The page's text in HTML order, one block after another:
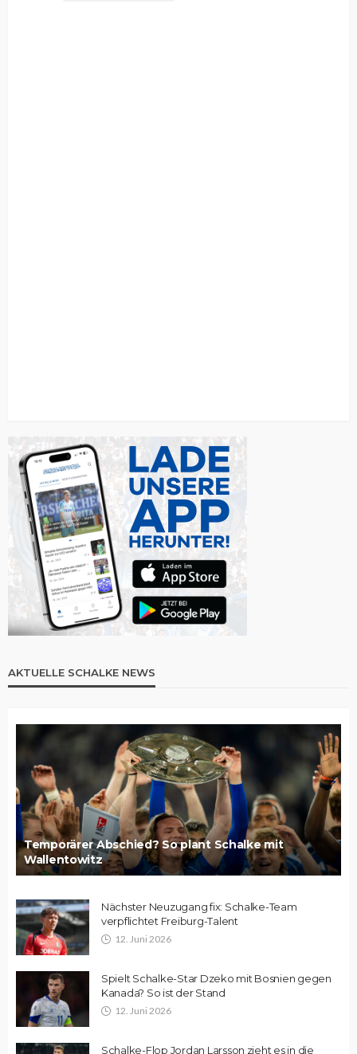
AKTUELLE SCHALKE NEWS
Temporärer Abschied? So plant Schalke mit
Wallentowitz
Nächster Neuzugang fix: Schalke-Team
verpflichtet Freiburg-Talent
12. Juni 2026
Spielt Schalke-Star Dzeko mit Bosnien gegen
Kanada? So ist der Stand
12. Juni 2026
Schalke-Flop Jordan Larsson zieht es in die